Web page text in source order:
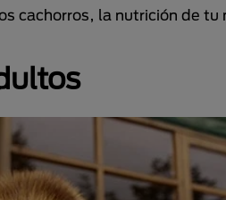
cachorros, la nutrición de tu